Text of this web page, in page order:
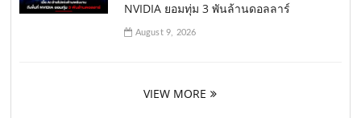
NVIDIA ยอมทุ่ม 3 พันล้านดอลลาร์
August 9, 2026
VIEW MORE